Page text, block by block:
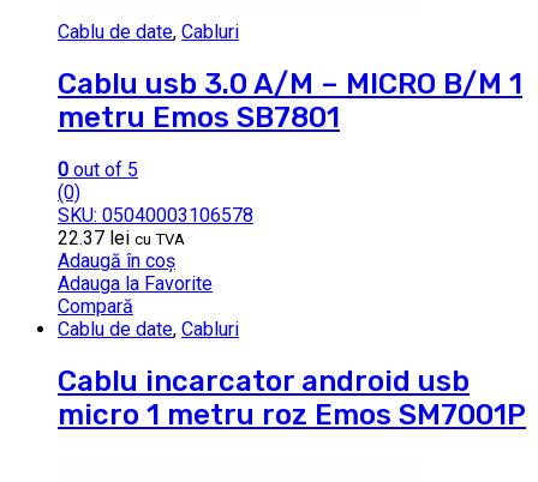
Cablu de date, Cabluri
Cablu usb 3.0 A/M – MICRO B/M 1
metru Emos SB7801
0 out of 5
(0)
SKU: 05040003106578
22.37 lei cu TVA
Adaugă în coș
Adauga la Favorite
Compară
Cablu de date, Cabluri
Cablu incarcator android usb
micro 1 metru roz Emos SM7001P